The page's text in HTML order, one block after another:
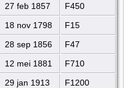
27 feb 1857
F450
18 nov 1798
F15
28 sep 1856
F47
12 mei 1881
F710
29 jan 1913
F1200